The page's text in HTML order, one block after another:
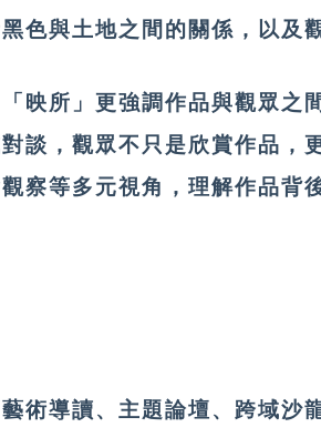
色與土地之間的關係，以及
映所」更強調作品與觀眾之
談，觀眾不只是欣賞作品，
察等多元視角，理解作品背
術導讀、主題論壇、跨域沙